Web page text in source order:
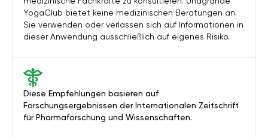
Diese Empfehlungen basieren auf
Forschungsergebnissen der Internationalen Zeitschrift
für Pharmaforschung und Wissenschaften.
YogaClub bietet keine medizinischen Beratungen an.
Sie verwenden oder verlassen sich auf Informationen in
dieser Anwendung ausschließlich auf eigenes Risiko.